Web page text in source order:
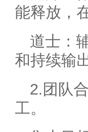
能释放，
道士：
和持续输
2.团队
工。